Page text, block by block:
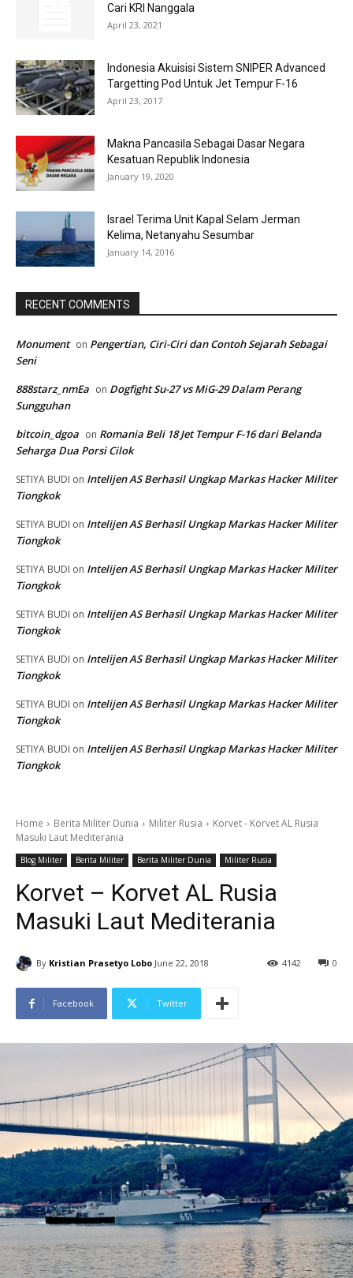
Cari KRI Nanggala
April 23, 2021
Indonesia Akuisisi Sistem SNIPER Advanced
Targetting Pod Untuk Jet Tempur F-16
April 23, 2017
Makna Pancasila Sebagai Dasar Negara
Kesatuan Republik Indonesia
January 19, 2020
Israel Terima Unit Kapal Selam Jerman
Kelima, Netanyahu Sesumbar
January 14, 2016
RECENT COMMENTS
Monument on Pengertian, Ciri-Ciri dan Contoh Sejarah Sebagai
Seni
888starz_nmEa on Dogfight Su-27 vs MiG-29 Dalam Perang
Sungguhan
bitcoin_dgoa on Romania Beli 18 Jet Tempur F-16 dari Belanda
Seharga Dua Porsi Cilok
SETIYA BUDI on Intelijen AS Berhasil Ungkap Markas Hacker Militer
Tiongkok
SETIYA BUDI on Intelijen AS Berhasil Ungkap Markas Hacker Militer
Tiongkok
SETIYA BUDI on Intelijen AS Berhasil Ungkap Markas Hacker Militer
Tiongkok
SETIYA BUDI on Intelijen AS Berhasil Ungkap Markas Hacker Militer
Tiongkok
SETIYA BUDI on Intelijen AS Berhasil Ungkap Markas Hacker Militer
Tiongkok
SETIYA BUDI on Intelijen AS Berhasil Ungkap Markas Hacker Militer
Tiongkok
SETIYA BUDI on Intelijen AS Berhasil Ungkap Markas Hacker Militer
Tiongkok